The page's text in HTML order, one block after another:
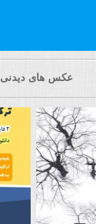
عکس های دیدنی